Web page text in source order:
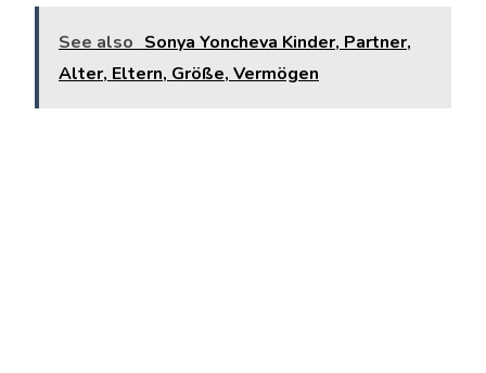
See also Sonya Yoncheva Kinder, Partner,
Alter, Eltern, Größe, Vermögen